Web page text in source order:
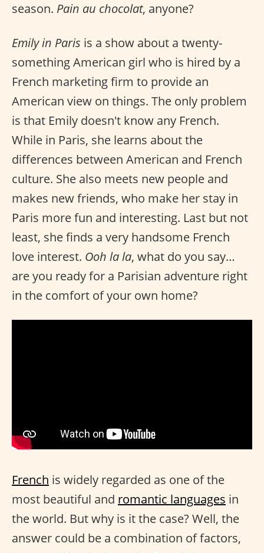
season. Pain au chocolat, anyone?
Emily in Paris is a show about a twenty-
something American girl who is hired by a
French marketing firm to provide an
American view on things. The only problem
is that Emily doesn't know any French.
While in Paris, she learns about the
differences between American and French
culture. She also meets new people and
makes new friends, who make her stay in
Paris more fun and interesting. Last but not
least, she finds a very handsome French
love interest. Ooh la la, what do you say…
are you ready for a Parisian adventure right
in the comfort of your own home?
French is widely regarded as one of the
most beautiful and romantic languages in
the world. But why is it the case? Well, the
answer could be a combination of factors,